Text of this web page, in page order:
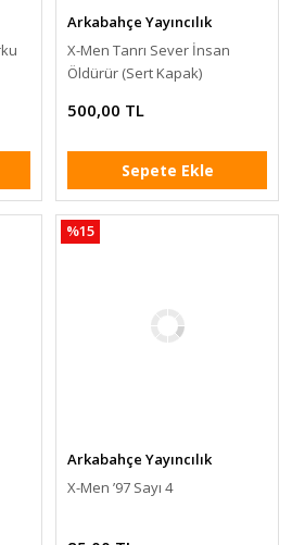
Arkabahçe Yayıncılık
X-Men Tanrı Sever İnsan
Öldürür (Sert Kapak)
500,00 TL
Sepete Ekle
%15
Arkabahçe Yayıncılık
X-Men ’97 Sayı 4